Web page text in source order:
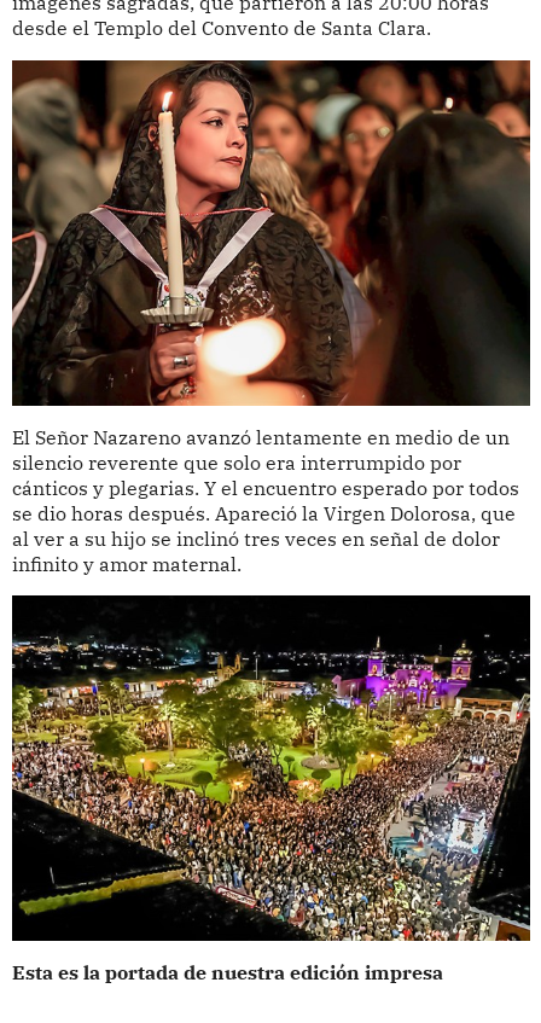
desde el Templo del Convento de Santa Clara.
El Señor Nazareno avanzó lentamente en medio de un
silencio reverente que solo era interrumpido por
cánticos y plegarias. Y el encuentro esperado por todos
se dio horas después. Apareció la Virgen Dolorosa, que
al ver a su hijo se inclinó tres veces en señal de dolor
infinito y amor maternal.
Esta es la portada de nuestra edición impresa